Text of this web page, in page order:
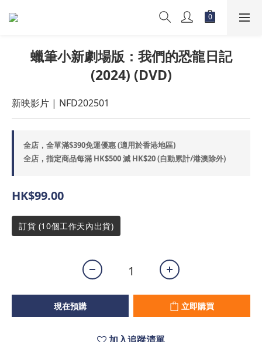
蠟筆小新劇場版：我們的恐龍日記
(2024) (DVD)
新映影片 | NFD202501
全店，全單滿$390免運優惠 (適用於香港地區)
全店，指定商品每滿 HK$500 減 HK$20 (自動累計/港澳除外)
HK$99.00
訂貨 (10個工作天內出貨)
現在預購 立即購買